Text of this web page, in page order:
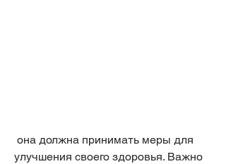
улучшения своего здоровья. Важно